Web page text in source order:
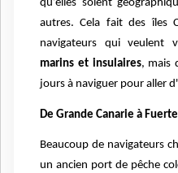
qu’elles soient
autres. Cela fait des îles
navigateurs qui
marins et insulaires, mais
jours à naviguer pour aller
De Grande Canarie à
Beaucoup de navigateurs
un ancien port de pêche